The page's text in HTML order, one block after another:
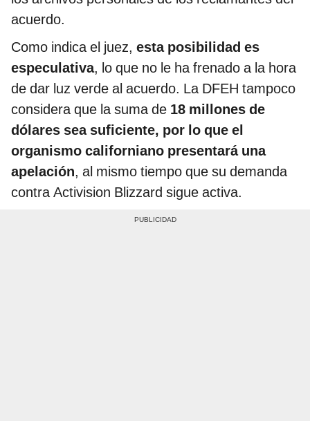
acuerdo.
Como indica el juez, esta posibilidad es
especulativa, lo que no le ha frenado a la hora
de dar luz verde al acuerdo. La DFEH tampoco
considera que la suma de 18 millones de
dólares sea suficiente, por lo que el
organismo californiano presentará una
apelación, al mismo tiempo que su demanda
contra Activision Blizzard sigue activa.